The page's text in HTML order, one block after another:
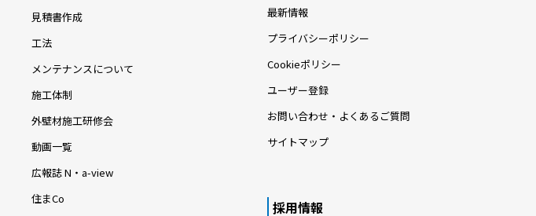
見積書作成
工法
メンテナンスについて
施工体制
外壁材施工研修会
動画一覧
広報誌 N・a-view
住まCo
最新情報
プライバシーポリシー
Cookieポリシー
ユーザー登録
お問い合わせ・よくあるご質問
サイトマップ
採用情報